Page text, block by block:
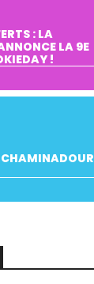
: LA
LA 9E
!
CHAMINADOUR